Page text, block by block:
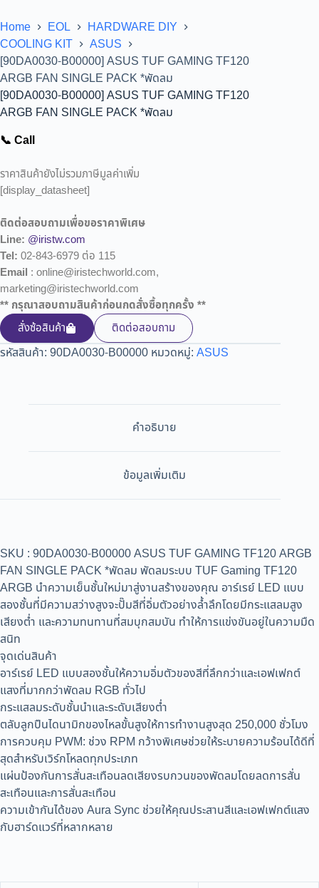
Home EOL
HARDWARE DIY
COOLING KIT
ASUS
[90DA0030-B00000] ASUS TUF GAMING TF120
ARGB FAN SINGLE PACK *พัดลม
[90DA0030-B00000] ASUS TUF GAMING TF120
ARGB FAN SINGLE PACK *พัดลม
📞 Call
ราคาสินค้ายังไม่รวมภาษีมูลค่าเพิ่ม
[display_datasheet]
ติดต่อสอบถามเพื่อขอราคาพิเศษ
Line: @iristw.com
Tel: 02-843-6979 ต่อ 115
Email : online@iristechworld.com,
marketing@iristechworld.com
** กรุณาสอบถามสินค้าก่อนกดสั่งซื้อทุกครั้ง **
สั่งซ้อสินค้า
ติดต่อสอบถาม
รหัสสินค้า: 90DA0030-B00000 หมวดหมู่: ASUS
คำอธิบาย
ข้อมูลเพิ่มเติม
SKU : 90DA0030-B00000 ASUS TUF GAMING TF120 ARGB
FAN SINGLE PACK *พัดลม พัดลมระบบ TUF Gaming TF120
ARGB นำความเย็นชั้นใหม่มาสู่งานสร้างของคุณ อาร์เรย์ LED แบบ
สองชั้นที่มีความสว่างสูงจะปั๊มสีที่อิ่มตัวอย่างล้ำลึกโดยมีกระแสลมสูง
เสียงต่ำ และความทนทานที่สมบุกสมบัน ทำให้การแข่งขันอยู่ในความมืด
สนิท
จุดเด่นสินค้า
อาร์เรย์ LED แบบสองชั้นให้ความอิ่มตัวของสีที่ลึกกว่าและเอฟเฟกต์
แสงที่มากกว่าพัดลม RGB ทั่วไป
กระแสลมระดับชั้นนำและระดับเสียงต่ำ
ตลับลูกปืนไดนามิกของไหลขั้นสูงให้การทำงานสูงสุด 250,000 ชั่วโมง
การควบคุม PWM: ช่วง RPM กว้างพิเศษช่วยให้ระบายความร้อนได้ดีที่
สุดสำหรับเวิร์กโหลดทุกประเภท
แผ่นป้องกันการสั่นสะเทือนลดเสียงรบกวนของพัดลมโดยลดการสั่น
สะเทือนและการสั่นสะเทือน
ความเข้ากันได้ของ Aura Sync ช่วยให้คุณประสานสีและเอฟเฟกต์แสง
กับฮาร์ดแวร์ที่หลากหลาย